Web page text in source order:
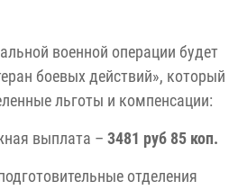
военной операции будет
боевых действий», который
льготы и компенсации:
выплата – 3481 руб 85 коп.
отделения